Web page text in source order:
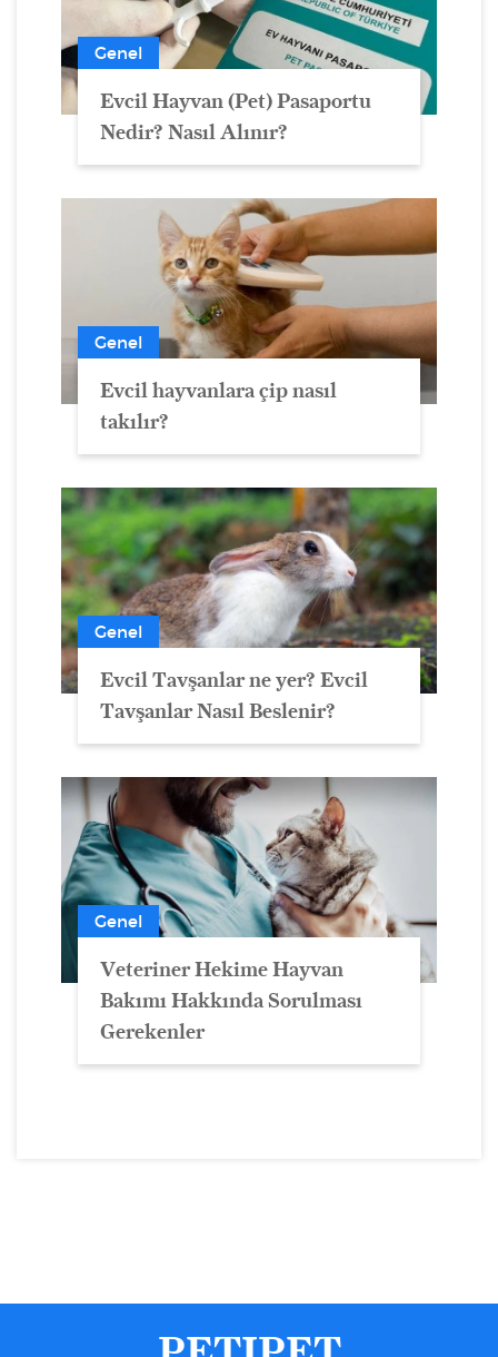
Genel
Evcil Hayvan (Pet) Pasaportu
Nedir? Nasıl Alınır?
Genel
Evcil hayvanlara çip nasıl
takılır?
Genel
Evcil Tavşanlar ne yer? Evcil
Tavşanlar Nasıl Beslenir?
Genel
Veteriner Hekime Hayvan
Bakımı Hakkında Sorulması
Gerekenler